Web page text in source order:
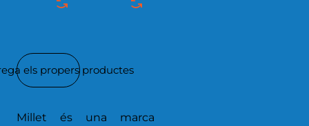
els propers productes
Millet és una marca